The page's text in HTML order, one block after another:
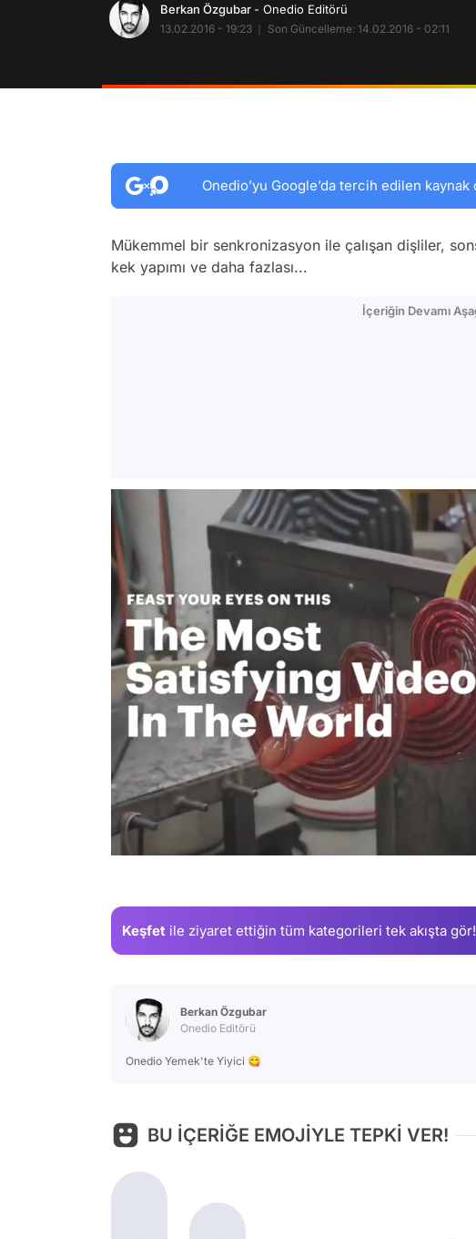
Berkan Özgubar - Onedio Editörü
13.02.2016 - 19:23 Son Güncelleme: 14.02.2016 - 02:11
Onedio’yu Google’da tercih edilen
Mükemmel bir senkronizasyon ile çalışan dişliler,
kek yapımı ve daha fazlası...
İçeriğin Devamı
Keşfet ile ziyaret ettiğin tüm kategorileri tek akışta gör!
Berkan Özgubar
Onedio Editörü
Onedio Yemek'te Yiyici 😋
BU İÇERİĞE EMOJİYLE TEPKİ VER!